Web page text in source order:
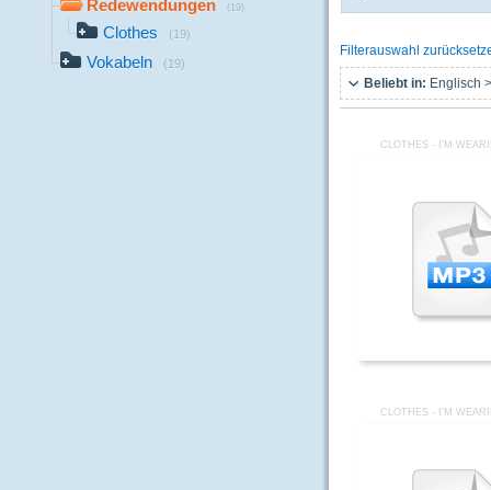
Redewendungen (19)
Clothes (19)
Vokabeln (19)
Filterauswahl
Beliebt in: Englisch
CLOTHES - I'M
CLOTHES - I'M